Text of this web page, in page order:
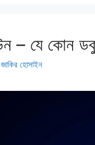
– যে কোন
জাকির হোসাইন